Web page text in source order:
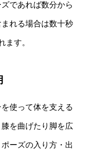
であれば数分から
れる場合は数十秒
ます。
使って体を支える
を曲げたり脚を広
ーズの入り方・出